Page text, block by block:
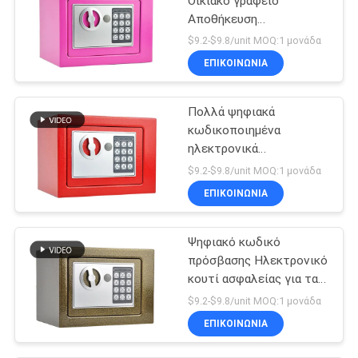
Αποθήκευση
χρηματοκιβώτιο
$9.2-$9.8/unit MOQ:1 μονάδα
ΕΠΙΚΟΙΝΩΝΊΑ
Πολλά ψηφιακά
κωδικοποιημένα
ηλεκτρονικά
χρηματοκιβώτια
$9.2-$9.8/unit MOQ:1 μονάδα
ΕΠΙΚΟΙΝΩΝΊΑ
Ψηφιακό κωδικό
πρόσβασης Ηλεκτρονικό
κουτί ασφαλείας για τα
έγγραφα μετρητών
$9.2-$9.8/unit MOQ:1 μονάδα
ΕΠΙΚΟΙΝΩΝΊΑ